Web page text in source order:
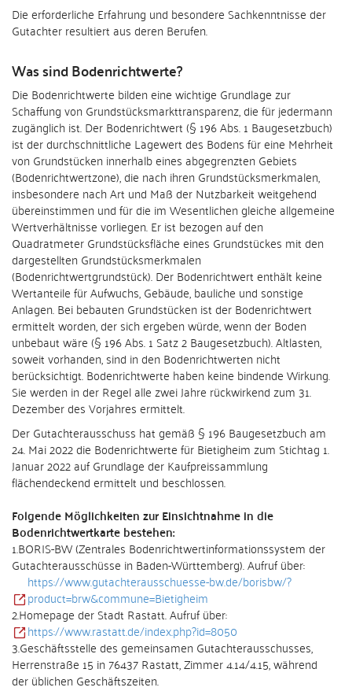
Die erforderliche Erfahrung und besondere Sachkenntnisse der
Gutachter resultiert aus deren Berufen.
Was sind Bodenrichtwerte?
Die Bodenrichtwerte bilden eine wichtige Grundlage zur
Schaffung von Grundstücksmarkttransparenz, die für jedermann
zugänglich ist. Der Bodenrichtwert (§ 196 Abs. 1 Baugesetzbuch)
ist der durchschnittliche Lagewert des Bodens für eine Mehrheit
von Grundstücken innerhalb eines abgegrenzten Gebiets
(Bodenrichtwertzone), die nach ihren Grundstücksmerkmalen,
insbesondere nach Art und Maß der Nutzbarkeit weitgehend
übereinstimmen und für die im Wesentlichen gleiche allgemeine
Wertverhältnisse vorliegen. Er ist bezogen auf den
Quadratmeter Grundstücksfläche eines Grundstückes mit den
dargestellten Grundstücksmerkmalen
(Bodenrichtwertgrundstück). Der Bodenrichtwert enthält keine
Wertanteile für Aufwuchs, Gebäude, bauliche und sonstige
Anlagen. Bei bebauten Grundstücken ist der Bodenrichtwert
ermittelt worden, der sich ergeben würde, wenn der Boden
unbebaut wäre (§ 196 Abs. 1 Satz 2 Baugesetzbuch). Altlasten,
soweit vorhanden, sind in den Bodenrichtwerten nicht
berücksichtigt. Bodenrichtwerte haben keine bindende Wirkung.
Sie werden in der Regel alle zwei Jahre rückwirkend zum 31.
Dezember des Vorjahres ermittelt.
Der Gutachterausschuss hat gemäß § 196 Baugesetzbuch am
24. Mai 2022 die Bodenrichtwerte für Bietigheim zum Stichtag 1.
Januar 2022 auf Grundlage der Kaufpreissammlung
flächendeckend ermittelt und beschlossen.
Folgende Möglichkeiten zur Einsichtnahme in die
Bodenrichtwertkarte bestehen:
1.BORIS-BW (Zentrales Bodenrichtwertinformationssystem der
Gutachterausschüsse in Baden-Württemberg). Aufruf über:
https://www.gutachterausschuesse-bw.de/borisbw/?
product=brw&commune=Bietigheim
2.Homepage der Stadt Rastatt. Aufruf über:
https://www.rastatt.de/index.php?id=8050
3.Geschäftsstelle des gemeinsamen Gutachterausschusses,
Herrenstraße 15 in 76437 Rastatt, Zimmer 4.14/4.15, während
der üblichen Geschäftszeiten.